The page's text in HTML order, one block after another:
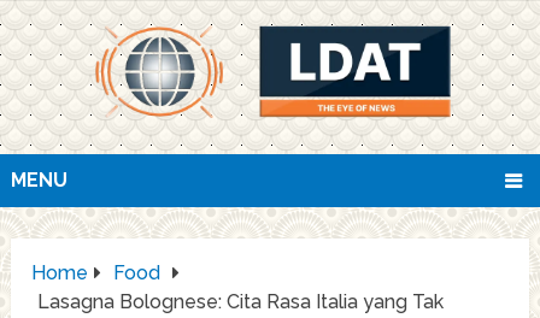
MENU
Home
Food
Lasagna Bolognese: Cita Rasa Italia yang Tak